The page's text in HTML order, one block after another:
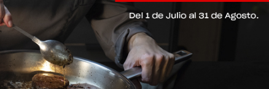
018-632-00-
PARA ZOCALO